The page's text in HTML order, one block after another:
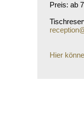
Preis: ab
Hier